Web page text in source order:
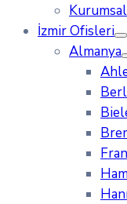
İzmir Ofisleri
Almanya